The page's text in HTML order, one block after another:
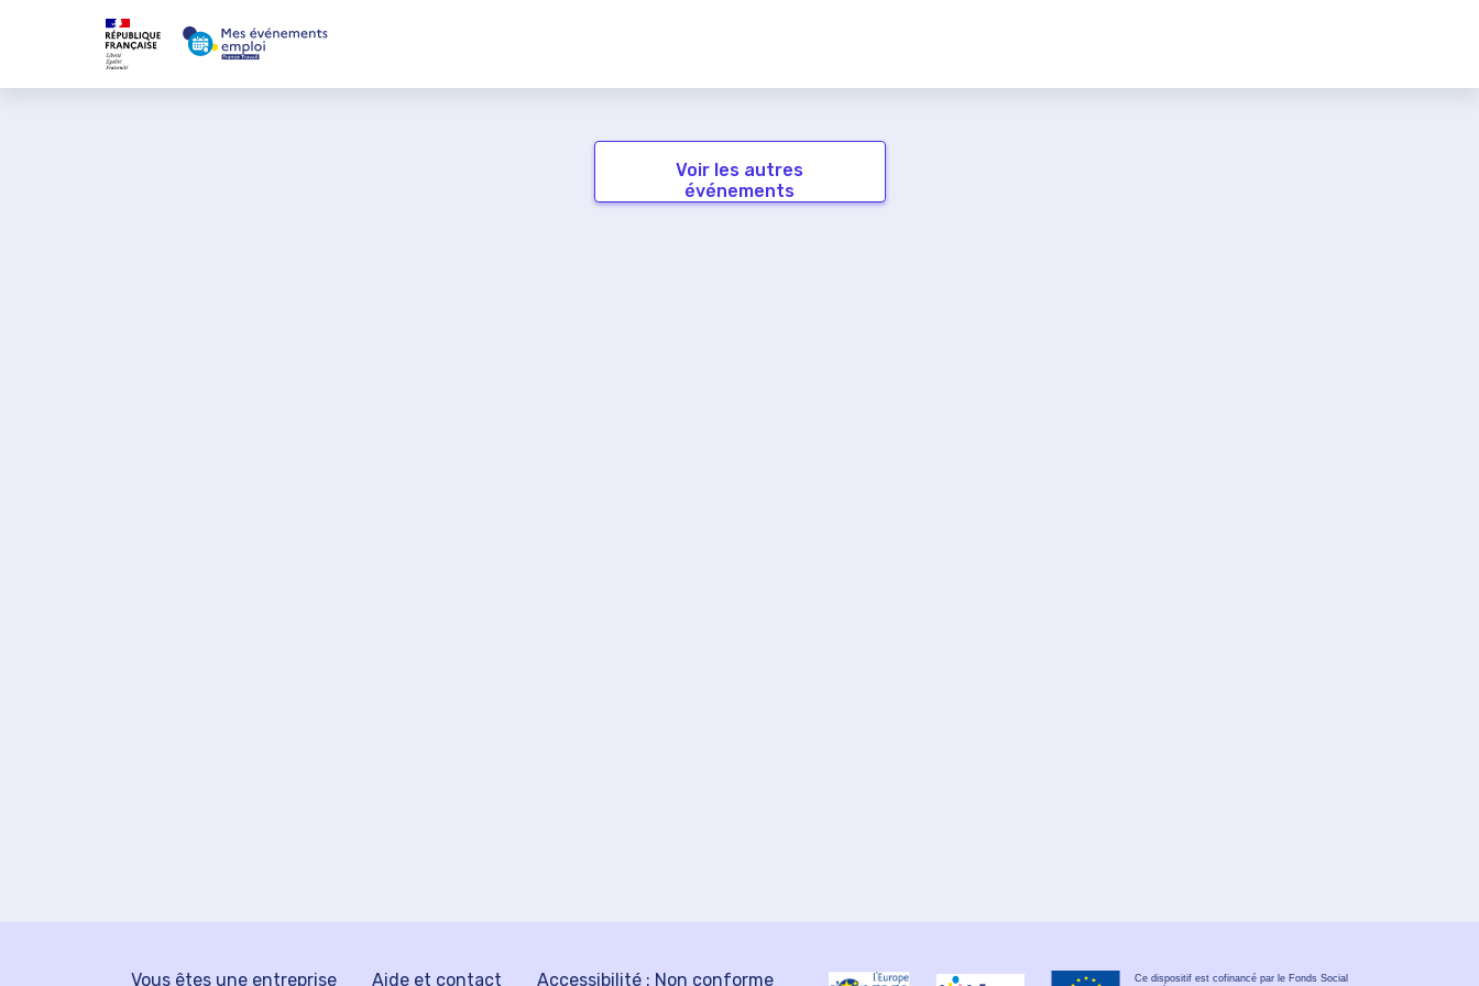
Voir les autres
événements
Vous êtes une entreprise Aide et contact Accessibilité : Non conforme
Ce dispositif est cofinancé par le Fonds Social